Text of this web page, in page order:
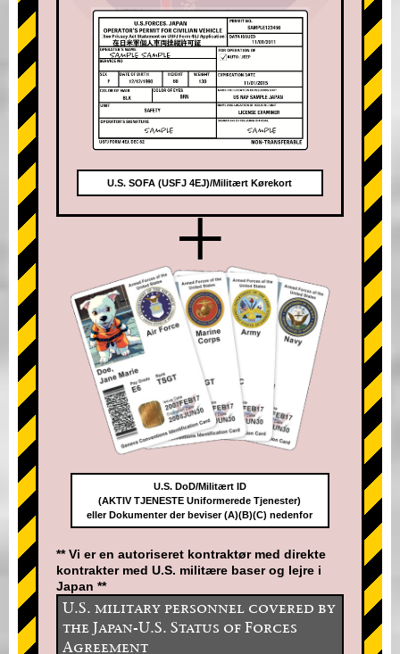
U.S. SOFA (USFJ 4EJ)/Militært Kørekort
+
U.S. DoD/Militært ID
(AKTIV TJENESTE Uniformerede Tjenester)
eller Dokumenter der beviser (A)(B)(C) nedenfor
** Vi er en autoriseret kontraktør med direkte
kontrakter med U.S. militære baser og lejre i
Japan **
U.S. military personnel covered by
the Japan-U.S. Status of Forces
Agreement